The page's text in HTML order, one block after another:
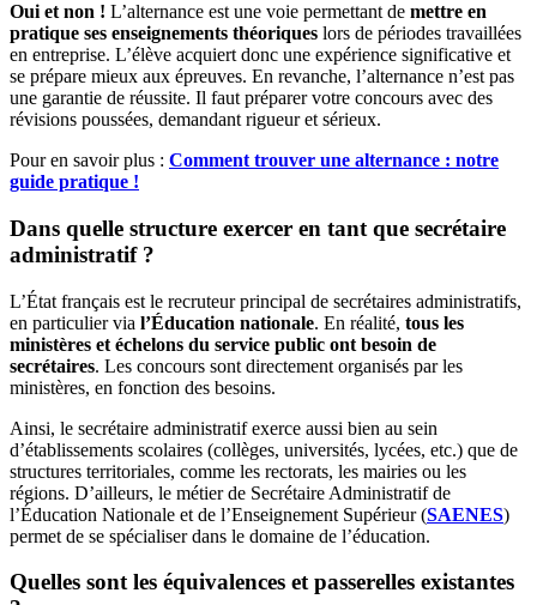
Oui et non ! L’alternance est une voie permettant de mettre en
pratique ses enseignements théoriques lors de périodes travaillées
en entreprise. L’élève acquiert donc une expérience significative et
se prépare mieux aux épreuves. En revanche, l’alternance n’est pas
une garantie de réussite. Il faut préparer votre concours avec des
révisions poussées, demandant rigueur et sérieux.
Pour en savoir plus : Comment trouver une alternance : notre
guide pratique !
Dans quelle structure exercer en tant que secrétaire
administratif ?
L’État français est le recruteur principal de secrétaires administratifs,
en particulier via l’Éducation nationale. En réalité, tous les
ministères et échelons du service public ont besoin de
secrétaires. Les concours sont directement organisés par les
ministères, en fonction des besoins.
Ainsi, le secrétaire administratif exerce aussi bien au sein
d’établissements scolaires (collèges, universités, lycées, etc.) que de
structures territoriales, comme les rectorats, les mairies ou les
régions. D’ailleurs, le métier de Secrétaire Administratif de
l’Éducation Nationale et de l’Enseignement Supérieur (SAENES)
permet de se spécialiser dans le domaine de l’éducation.
Quelles sont les équivalences et passerelles existantes